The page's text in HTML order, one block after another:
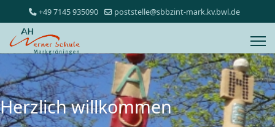
+49 7145 935090 poststelle@sbbzint-mark.kv.bwl.de
Herzlich willkommen